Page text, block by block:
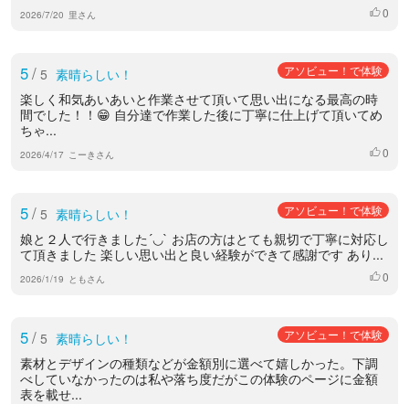
2026/7/20 里さん いいね
0
5/ 5 素晴らしい！ アソビュー！で体験
楽しく和気あいあいと作業させて頂いて思い出になる最高の時
間でした！！😁 自分達で作業した後に丁寧に仕上げて頂いてめ
ちゃ...
2026/4/17 こーきさん いいね
0
5/ 5 素晴らしい！ アソビュー！で体験
娘と２人で行きました´◡` お店の方はとても親切で丁寧に対応し
て頂きました 楽しい思い出と良い経験ができて感謝です あり...
2026/1/19 ともさん いいね
0
5/ 5 素晴らしい！ アソビュー！で体験
素材とデザインの種類などが金額別に選べて嬉しかった。下調
べしていなかったのは私や落ち度だがこの体験のページに金額
表を載せ...